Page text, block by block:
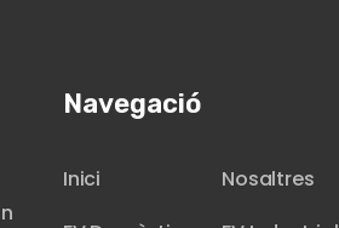
Navegació
Inici
Nosaltres